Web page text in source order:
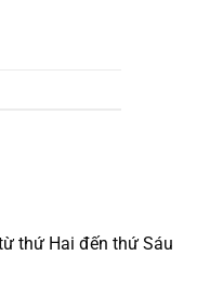
thứ Hai đến thứ Sáu